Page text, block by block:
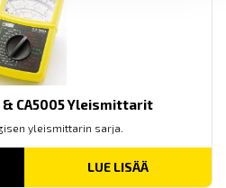
& CA5005 Yleismittarit
yleismittarin sarja.
LUE LISÄÄ